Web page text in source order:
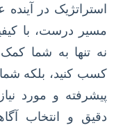
استراتژیک در
مسیر درست، با
نه تنها به شما
کسب کنید، بلکه
پیشرفته و مورد
دقیق و انتخاب